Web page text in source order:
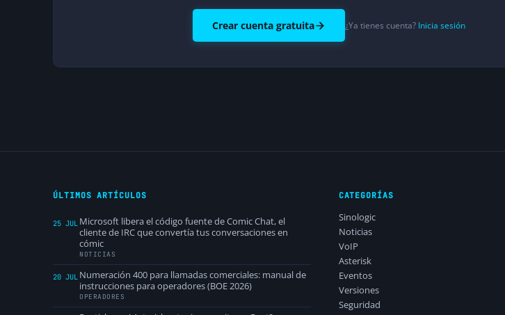
Crear cuenta gratuita ¿Ya tienes cuenta? Inicia sesión
ÚLTIMOS ARTÍCULOS
25 JUL Microsoft libera el código fuente de Comic Chat, el
cliente de IRC que convertía tus conversaciones en
cómic
NOTICIAS
20 JUL Numeración 400 para llamadas comerciales: manual de
instrucciones para operadores (BOE 2026)
OPERADORES
CATEGORÍAS
Sinologic
Noticias
VoIP
Asterisk
Eventos
Versiones
Seguridad